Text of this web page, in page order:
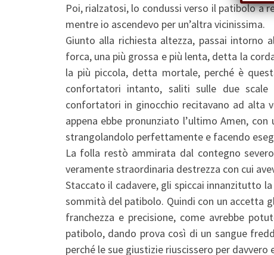
Poi, rialzatosi, lo condussi verso il patibolo a
mentre io ascendevo per un’altra vicinissima.
Giunto alla richiesta altezza, passai intorno
forca, una più grossa e più lenta, detta la
la più piccola, detta mortale, perché è
confortatori intanto, saliti sulle due
confortatori in ginocchio recitavano ad alta
appena ebbe pronunziato l’ultimo Amen,
strangolandolo perfettamente e facendo
La folla restò ammirata dal contegno
veramente straordinaria destrezza con cui
Staccato il cadavere, gli spiccai innanzitutto
sommità del patibolo. Quindi con un accetta
franchezza e precisione, come avrebbe
patibolo, dando prova così di un sangue
perché le sue giustizie riuscissero per davvero